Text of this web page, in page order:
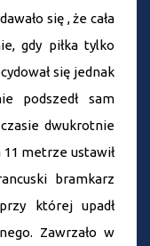
się , że cała
gdy piłka tylko
się jednak
podszedł sam
dwukrotnie
11 metrze ustawił
bramkarz
której upadł
Zawrzało w